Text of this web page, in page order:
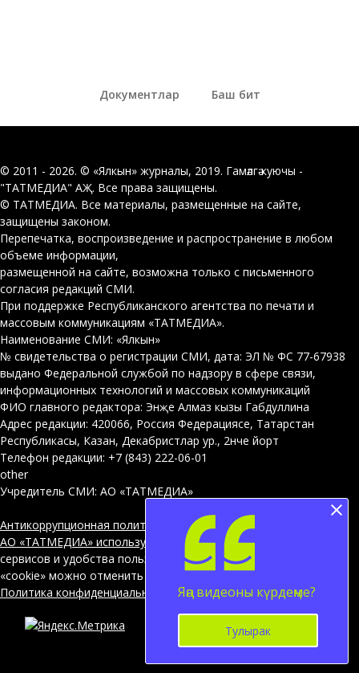
Документлар Баш бит
© 2011 - 2026. © «Ялкын» журналы, 2019. Гамәлгә куючы -
"ТАТМЕДИА" АҖ. Все права защищены.
© ТАТМЕДИА. Все материалы, размещенные на сайте,
защищены законом.
Перепечатка, воспроизведение и распространение в любом
объеме информации,
размещенной на сайте, возможна только с письменного
согласия редакций СМИ.
При поддержке Республиканского агентства по печати и
массовым коммуникациям «ТАТМЕДИА».
Наименование СМИ: «Ялкын»
№ свидетельства о регистрации СМИ, дата: ЭЛ № ФС 77-67938
выдано Федеральной службой по надзору в сфере связи,
информационных технологий и массовых коммуникаций
ФИО главного редактора: Энҗе Алмаз кызы Габдуллина
Адрес редакции: 420066, Россия Федерациясе, Татарстан
Республикасы, Казан, Декабристлар ур., 2нче йорт
Телефон редакции: +7 (843) 222-06-01
other
Учредитель СМИ: АО «ТАТМЕДИА»
Антикоррупционная политика
АО «ТАТМЕДИА» использует «cookie»для персонализации
сервисов и удобства пользователей сайтом. Использование
«cookie» можно отменить в настройках браузера.
Политика конфиденциальности
12+
Яңа видеоны күрдеңме?
Тулырак